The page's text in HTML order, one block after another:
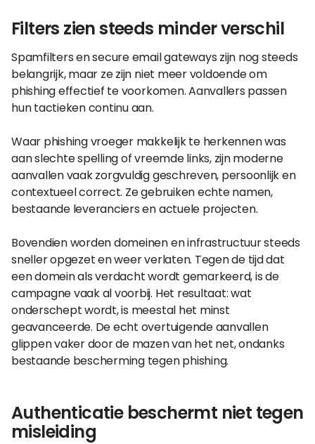
Filters zien steeds minder verschil
Spamfilters en secure email gateways zijn nog steeds
belangrijk, maar ze zijn niet meer voldoende om
phishing effectief te voorkomen. Aanvallers passen
hun tactieken continu aan.
Waar phishing vroeger makkelijk te herkennen was
aan slechte spelling of vreemde links, zijn moderne
aanvallen vaak zorgvuldig geschreven, persoonlijk en
contextueel correct. Ze gebruiken echte namen,
bestaande leveranciers en actuele projecten.
Bovendien worden domeinen en infrastructuur steeds
sneller opgezet en weer verlaten. Tegen de tijd dat
een domein als verdacht wordt gemarkeerd, is de
campagne vaak al voorbij. Het resultaat: wat
onderschept wordt, is meestal het minst
geavanceerde. De echt overtuigende aanvallen
glippen vaker door de mazen van het net, ondanks
bestaande bescherming tegen phishing.
Authenticatie beschermt niet tegen
misleiding